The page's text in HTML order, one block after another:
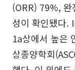
(ORR) 79%, 완
성이 확인됐다.
1a상에서 높은
상종양학회